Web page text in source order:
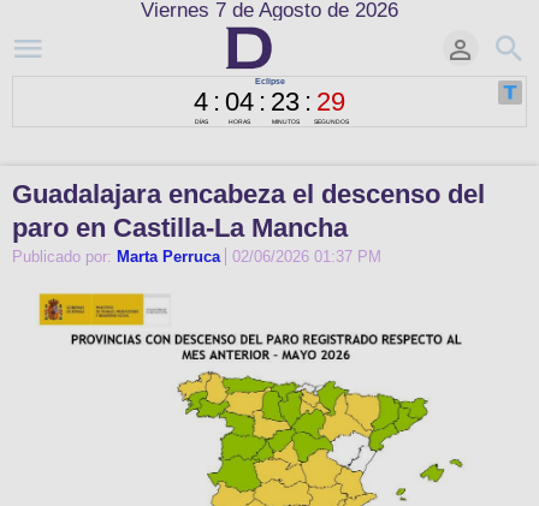
Viernes 7 de Agosto de 2026
Guadalajara encabeza el descenso del
paro en Castilla-La Mancha
Publicado por: Marta Perruca 02/06/2026 01:37 PM